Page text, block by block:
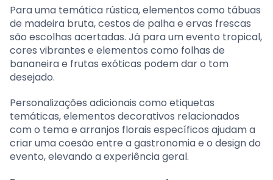
Para uma temática rústica, elementos como tábuas
de madeira bruta, cestos de palha e ervas frescas
são escolhas acertadas. Já para um evento tropical,
cores vibrantes e elementos como folhas de
bananeira e frutas exóticas podem dar o tom
desejado.
Personalizações adicionais como etiquetas
temáticas, elementos decorativos relacionados
com o tema e arranjos florais específicos ajudam a
criar uma coesão entre a gastronomia e o design do
evento, elevando a experiência geral.